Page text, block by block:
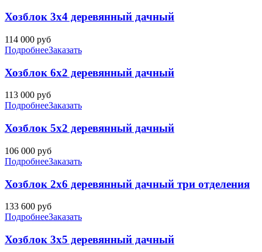
Хозблок 3х4 деревянный дачный
114 000 руб
ПодробнееЗаказать
Хозблок 6х2 деревянный дачный
113 000 руб
ПодробнееЗаказать
Хозблок 5х2 деревянный дачный
106 000 руб
ПодробнееЗаказать
Хозблок 2х6 деревянный дачный три отделения
133 600 руб
ПодробнееЗаказать
Хозблок 3х5 деревянный дачный